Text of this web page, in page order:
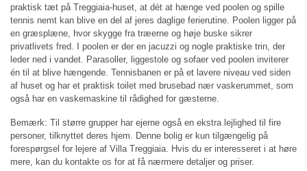
praktisk tæt på Treggiaia-huset, at dét at hænge ved poolen og spille
tennis nemt kan blive en del af jeres daglige ferierutine. Poolen ligger på
en græsplæne, hvor skygge fra træerne og høje buske sikrer
privatlivets fred. I poolen er der en jacuzzi og nogle praktiske trin, der
leder ned i vandet. Parasoller, liggestole og sofaer ved poolen inviterer
én til at blive hængende. Tennisbanen er på et lavere niveau ved siden
af huset og har et praktisk toilet med brusebad nær vaskerummet, som
også har en vaskemaskine til rådighed for gæsterne.
Bemærk: Til større grupper har ejerne også en ekstra lejlighed til fire
personer, tilknyttet deres hjem. Denne bolig er kun tilgængelig på
forespørgsel for lejere af Villa Treggiaia. Hvis du er interesseret i at høre
mere, kan du kontakte os for at få nærmere detaljer og priser.